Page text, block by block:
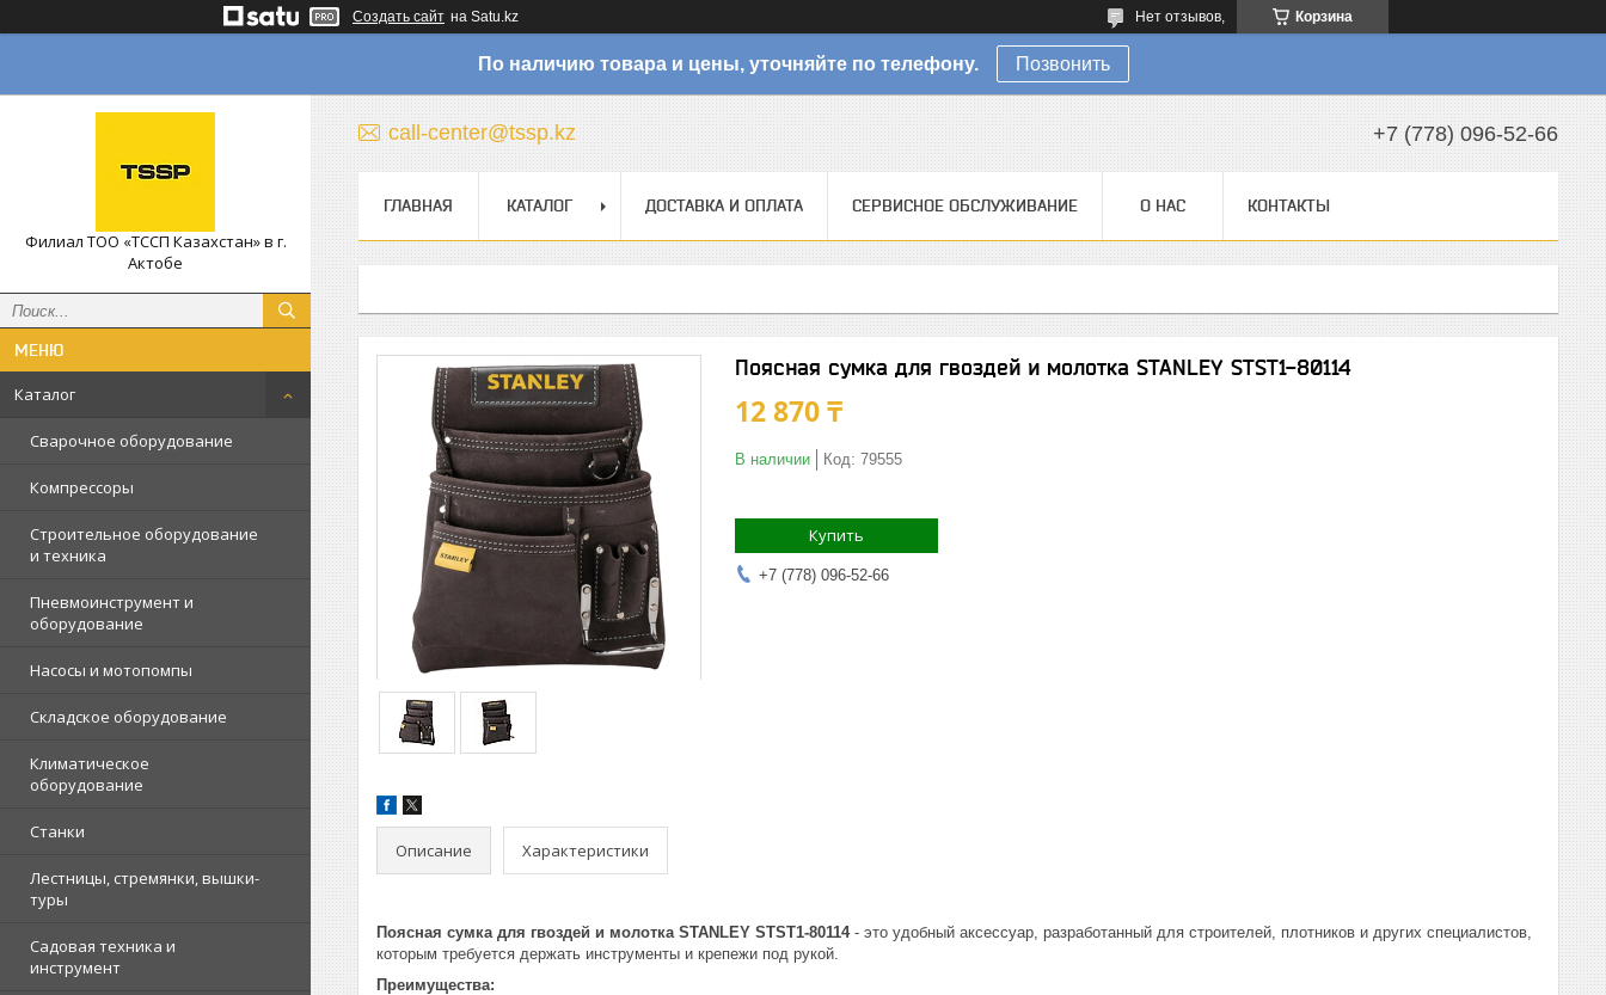
Создать сайт на Satu.kz Корзина
Нет отзывов,
По наличию товара и цены, уточняйте по телефону. Позвонить
Филиал ТОО «ТССП Казахстан» в г.
Актобе
Каталог
Сварочное оборудование
Компрессоры
Строительное оборудование
и техника
Пневмоинструмент и
оборудование
Насосы и мотопомпы
Складское оборудование
Климатическое
оборудование
Станки
Лестницы, стремянки, вышки-
туры
Садовая техника и
инструмент
call-center@tssp.kz +7 (778) 096-52-66
ГЛАВНАЯ КАТАЛОГ ДОСТАВКА И ОПЛАТА СЕРВИСНОЕ ОБСЛУЖИВАНИЕ О НАС КОНТАКТЫ
Поясная сумка для гвоздей и молотка STANLEY STST1-80114
12 870 ₸
В наличии Код: 79555
Купить
+7 (778) 096-52-66
Описание Характеристики
Поясная сумка для гвоздей и молотка STANLEY STST1-80114 - это удобный аксессуар, разработанный для строителей, плотников и других специалистов,
которым требуется держать инструменты и крепежи под рукой.
Преимущества: